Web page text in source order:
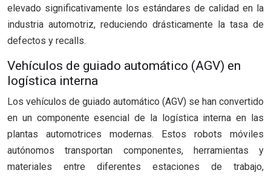
elevado significativamente los estándares de calidad en la
industria automotriz, reduciendo drásticamente la tasa de
defectos y recalls.
Vehículos de guiado automático (AGV) en
logística interna
Los vehículos de guiado automático (AGV) se han convertido
en un componente esencial de la logística interna en las
plantas automotrices modernas. Estos robots móviles
autónomos transportan componentes, herramientas y
materiales entre diferentes estaciones de trabajo,